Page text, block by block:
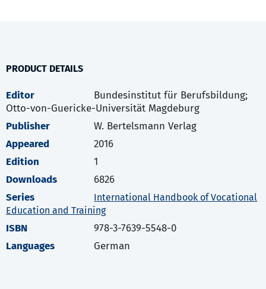
PRODUCT DETAILS
Editor
Bundesinstitut für Berufsbildung;
Otto-von-Guericke-Universität Magdeburg
Publisher
W. Bertelsmann Verlag
Appeared
2016
Edition
1
Downloads
6826
Series
International Handbook of Vocational
Education and Training
ISBN
978-3-7639-5548-0
Languages
German